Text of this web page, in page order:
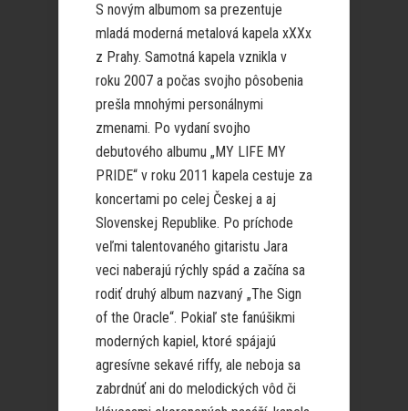
S novým albumom sa prezentuje
mladá moderná metalová kapela xXXx
z Prahy. Samotná kapela vznikla v
roku 2007 a počas svojho pôsobenia
prešla mnohými personálnymi
zmenami. Po vydaní svojho
debutového albumu „MY LIFE MY
PRIDE“ v roku 2011 kapela cestuje za
koncertami po celej Českej a aj
Slovenskej Republike. Po príchode
veľmi talentovaného gitaristu Jara
veci naberajú rýchly spád a začína sa
rodiť druhý album nazvaný „The Sign
of the Oracle“. Pokiaľ ste fanúšikmi
moderných kapiel, ktoré spájajú
agresívne sekavé riffy, ale neboja sa
zabrdnúť ani do melodických vôd či